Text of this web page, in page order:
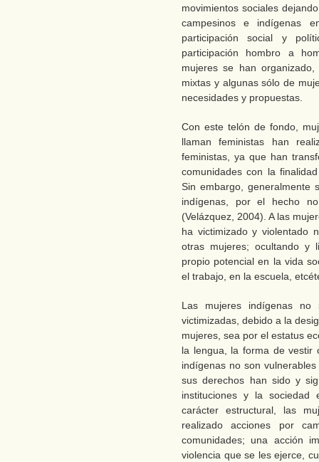
movimientos sociales
campesinos e indígenas
participación social y
participación hombro a
mujeres se han organizado,
mixtas y algunas sólo de
necesidades y propuestas.
Con este telón de fondo,
llaman feministas han
feministas, ya que han
comunidades con la
Sin embargo, generalmente
indígenas, por el hecho
(Velázquez, 2004). A las
ha victimizado y violentado
otras mujeres; ocultando y
propio potencial en la vida
el trabajo, en la escuela,
Las mujeres indígenas no
victimizadas, debido a la
mujeres, sea por el estatus
la lengua, la forma de vestir
indígenas no son
sus derechos han sido y
instituciones y la
carácter estructural, las
realizado acciones por
comunidades; una acción
violencia que se les ejerce,